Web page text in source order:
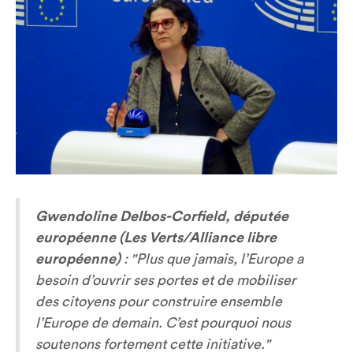
Gwendoline Delbos-Corfield, députée
européenne (Les Verts/Alliance libre
européenne) :"Plus que jamais, l’Europe a
besoin d’ouvrir ses portes et de mobiliser
des citoyens pour construire ensemble
l’Europe de demain. C’est pourquoi nous
soutenons fortement cette initiative."